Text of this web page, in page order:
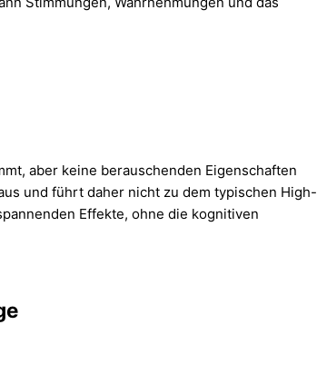
aber keine berauschenden Eigenschaften
und führt daher nicht zu dem typischen High-
Effekte, ohne die kognitiven